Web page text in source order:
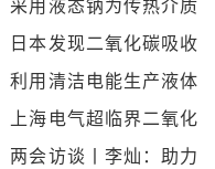
式光热发电技术
采用液态钠为传热介质
光热发电LCOE有望低
于50美元/MWh
日本发现二氧化碳吸收
效率达10倍的物质，有
望在碳中和领域得到广
泛应用
利用清洁电能生产液体
燃料！我国科学家研发
二氧化碳高效转化新机
制
上海电气超临界二氧化
碳循环发电机组成功“首
两会访谈丨李灿：助力